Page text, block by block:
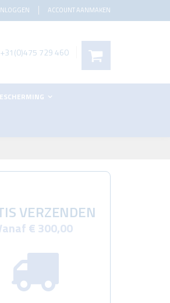
ACCOUNT AANMAKEN
items
+31(0)475 729 460
VERZENDEN
€ 300,00